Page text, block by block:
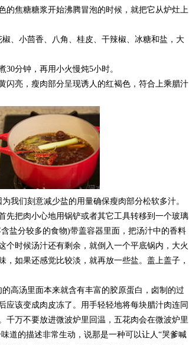
的焦糖糖浆开始沸腾冒泡的时候，就把它从炉灶上
小茴香、八角、桂皮、干辣椒、冰糖和盐，大
分钟，再用小火慢炖5小时。
亮，瘦肉部分呈现诱人的红褐色，符合上乘腊汁
们刻意减少盐的用量确保瘦肉部分松软多汁。
先把肉小心地用锅铲或者其它工具转移到一个玻璃
盐分较多的食物)带盖容器里面，把汤汁中的香料
个时候汤汁还有剩余，就倒入一个平底锅内，大火
如果还感觉比较淡，就再放一些盐。盖上盖子，
汤里面本来就含有丰富的胶原蛋白，卤制的过
该变成肉皮冻了。用手轻轻地将每块腊汁肉连同
千万不要放进微波炉里回温，五花肉会在微波炉里
道的描述非常生动，说那是一种可以让人“哭爹喊